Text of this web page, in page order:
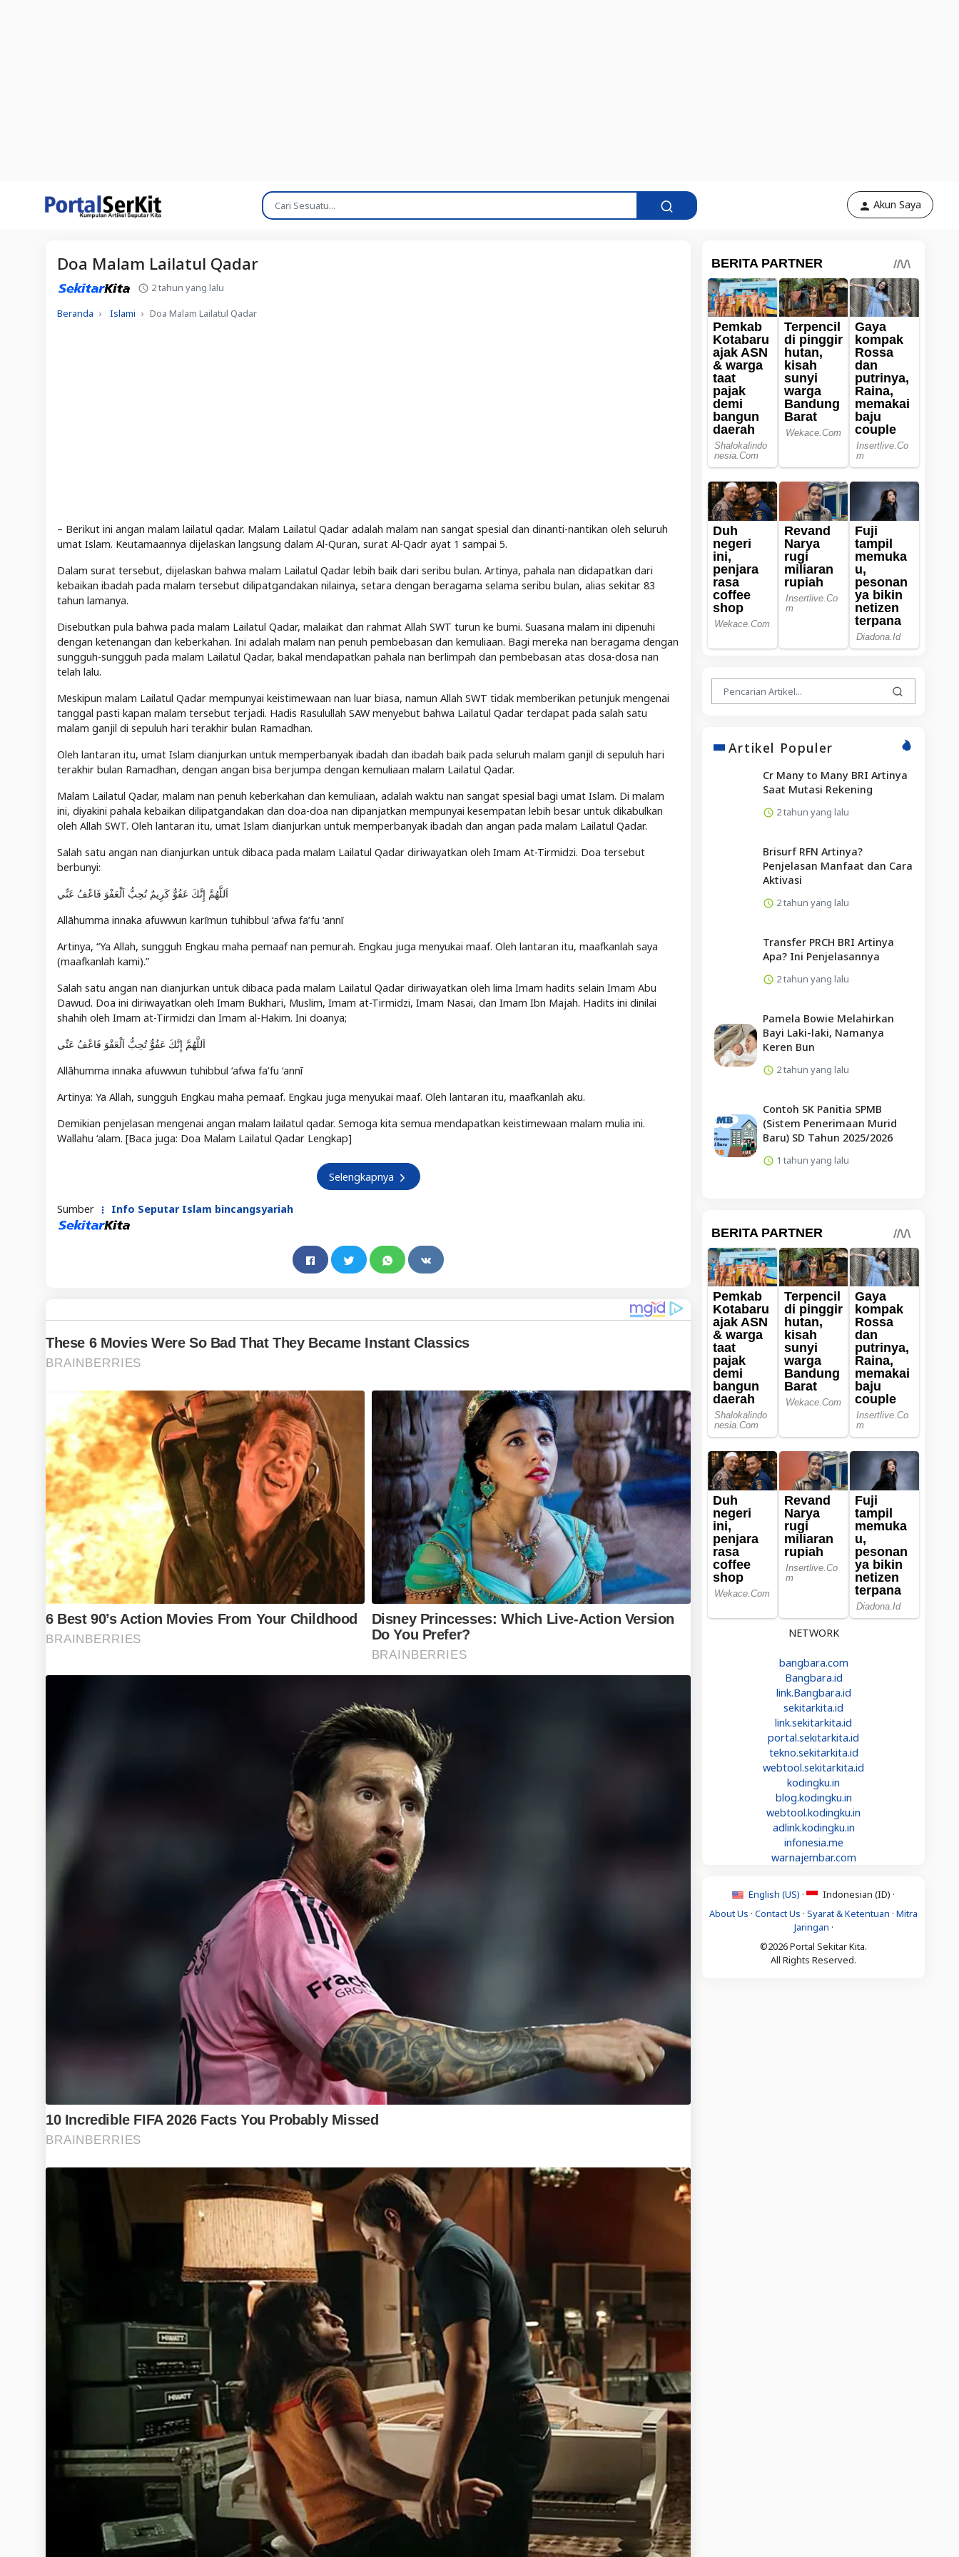
Akun Saya
Doa Malam Lailatul Qadar
2 tahun yang lalu
Beranda Islami Doa Malam Lailatul Qadar
– Berikut ini angan malam lailatul qadar. Malam Lailatul Qadar adalah malam nan sangat spesial dan dinanti-nantikan oleh seluruh
umat Islam. Keutamaannya dijelaskan langsung dalam Al-Quran, surat Al-Qadr ayat 1 sampai 5.
Dalam surat tersebut, dijelaskan bahwa malam Lailatul Qadar lebih baik dari seribu bulan. Artinya, pahala nan didapatkan dari
kebaikan ibadah pada malam tersebut dilipatgandakan nilainya, setara dengan beragama selama seribu bulan, alias sekitar 83
tahun lamanya.
Disebutkan pula bahwa pada malam Lailatul Qadar, malaikat dan rahmat Allah SWT turun ke bumi. Suasana malam ini dipenuhi
dengan ketenangan dan keberkahan. Ini adalah malam nan penuh pembebasan dan kemuliaan. Bagi mereka nan beragama dengan
sungguh-sungguh pada malam Lailatul Qadar, bakal mendapatkan pahala nan berlimpah dan pembebasan atas dosa-dosa nan
telah lalu.
Meskipun malam Lailatul Qadar mempunyai keistimewaan nan luar biasa, namun Allah SWT tidak memberikan petunjuk mengenai
tanggal pasti kapan malam tersebut terjadi. Hadis Rasulullah SAW menyebut bahwa Lailatul Qadar terdapat pada salah satu
malam ganjil di sepuluh hari terakhir bulan Ramadhan.
Oleh lantaran itu, umat Islam dianjurkan untuk memperbanyak ibadah dan ibadah baik pada seluruh malam ganjil di sepuluh hari
terakhir bulan Ramadhan, dengan angan bisa berjumpa dengan kemuliaan malam Lailatul Qadar.
Malam Lailatul Qadar, malam nan penuh keberkahan dan kemuliaan, adalah waktu nan sangat spesial bagi umat Islam. Di malam
ini, diyakini pahala kebaikan dilipatgandakan dan doa-doa nan dipanjatkan mempunyai kesempatan lebih besar untuk dikabulkan
oleh Allah SWT. Oleh lantaran itu, umat Islam dianjurkan untuk memperbanyak ibadah dan angan pada malam Lailatul Qadar.
Salah satu angan nan dianjurkan untuk dibaca pada malam Lailatul Qadar diriwayatkan oleh Imam At-Tirmidzi. Doa tersebut
berbunyi:
اَللَّهُمَّ إِنَّكَ عَفُوٌّ كَرِيمٌ تُحِبُّ اَلْعَفْوَ فَاعْفُ عَنِّي
Allāhumma innaka afuwwun karīmun tuhibbul ‘afwa fa’fu ‘annī
Artinya, “Ya Allah, sungguh Engkau maha pemaaf nan pemurah. Engkau juga menyukai maaf. Oleh lantaran itu, maafkanlah saya
(maafkanlah kami).”
Salah satu angan nan dianjurkan untuk dibaca pada malam Lailatul Qadar diriwayatkan oleh lima Imam hadits selain Imam Abu
Dawud. Doa ini diriwayatkan oleh Imam Bukhari, Muslim, Imam at-Tirmidzi, Imam Nasai, dan Imam Ibn Majah. Hadits ini dinilai
shahih oleh Imam at-Tirmidzi dan Imam al-Hakim. Ini doanya;
اَللَّهُمَّ إِنَّكَ عَفُوٌّ تُحِبُّ اَلْعَفْوَ فَاعْفُ عَنِّي
Allāhumma innaka afuwwun tuhibbul ‘afwa fa’fu ‘annī
Artinya: Ya Allah, sungguh Engkau maha pemaaf. Engkau juga menyukai maaf. Oleh lantaran itu, maafkanlah aku.
Demikian penjelasan mengenai angan malam lailatul qadar. Semoga kita semua mendapatkan keistimewaan malam mulia ini.
Wallahu ‘alam. [Baca juga: Doa Malam Lailatul Qadar Lengkap]
Selengkapnya
Sumber Info Seputar Islam bincangsyariah
Artikel Populer
Cr Many to Many BRI Artinya
Saat Mutasi Rekening
2 tahun yang lalu
Brisurf RFN Artinya?
Penjelasan Manfaat dan Cara
Aktivasi
2 tahun yang lalu
Transfer PRCH BRI Artinya
Apa? Ini Penjelasannya
2 tahun yang lalu
Pamela Bowie Melahirkan
Bayi Laki-laki, Namanya
Keren Bun
2 tahun yang lalu
Contoh SK Panitia SPMB
(Sistem Penerimaan Murid
Baru) SD Tahun 2025/2026
1 tahun yang lalu
NETWORK
bangbara.com
Bangbara.id
link.Bangbara.id
sekitarkita.id
link.sekitarkita.id
portal.sekitarkita.id
tekno.sekitarkita.id
webtool.sekitarkita.id
kodingku.in
blog.kodingku.in
webtool.kodingku.in
adlink.kodingku.in
infonesia.me
warnajembar.com
English (US) ·
Indonesian (ID) ·
About Us · Contact Us · Syarat & Ketentuan · Mitra
Jaringan ·
©2026 Portal Sekitar Kita.
All Rights Reserved.